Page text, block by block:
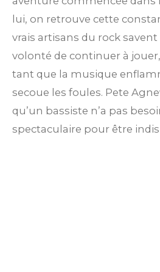
lui, on retrouve cette
vrais artisans du rock
volonté de continuer à
tant que la musique
secoue les foules. Pete
qu’un bassiste n’a pas
spectaculaire pour être